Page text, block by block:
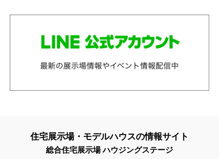
住宅展示場・モデルハウスの情報サイト
総合住宅展示場 ハウジングステージ